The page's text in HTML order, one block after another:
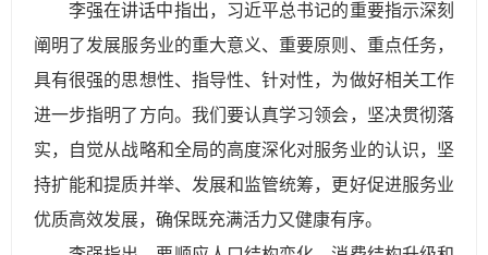
李强在讲话中指出，习近平总书记的重要指示深刻
阐明了发展服务业的重大意义、重要原则、重点任务，
具有很强的思想性、指导性、针对性，为做好相关工作
进一步指明了方向。我们要认真学习领会，坚决贯彻落
实，自觉从战略和全局的高度深化对服务业的认识，坚
持扩能和提质并举、发展和监管统筹，更好促进服务业
优质高效发展，确保既充满活力又健康有序。